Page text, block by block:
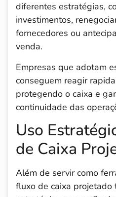
diferentes estratégias,
investimentos,
fornecedores ou
venda.
Empresas que adotam
conseguem reagir
protegendo o caixa e
continuidade das
Uso
de Caixa
Além de servir como
fluxo de caixa